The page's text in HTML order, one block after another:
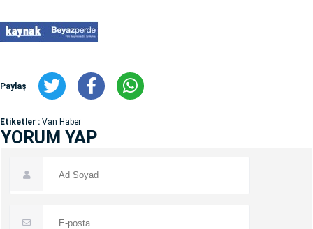
Paylaş
Etiketler : Van Haber
YORUM YAP